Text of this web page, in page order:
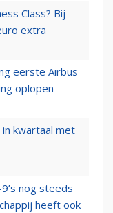
Class? Bij
extra
eerste Airbus
oplopen
kwartaal met
nog steeds
heeft ook